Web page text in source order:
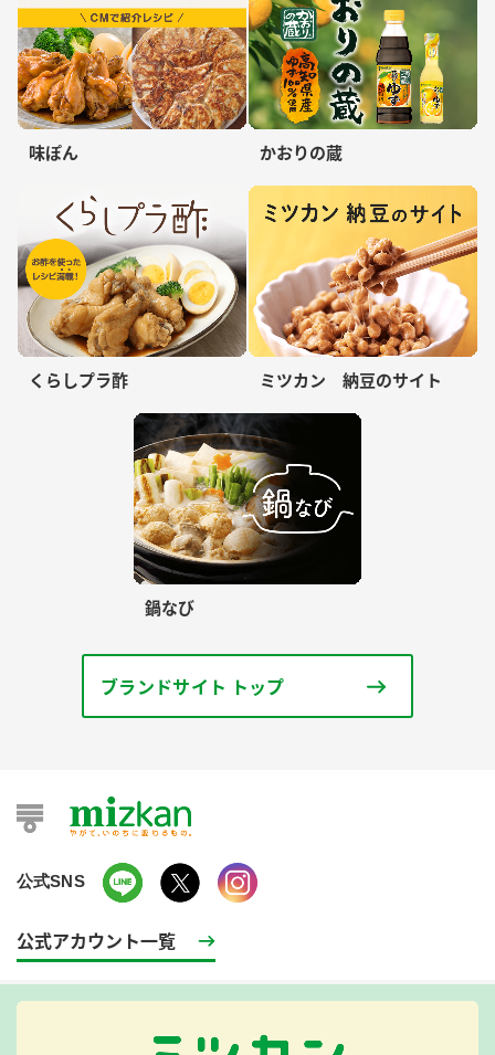
味ぽん かおりの蔵
くらしプラ酢 ミツカン 納豆のサイト
鍋なび
ブランドサイト トップ
公式SNS
公式アカウント一覧